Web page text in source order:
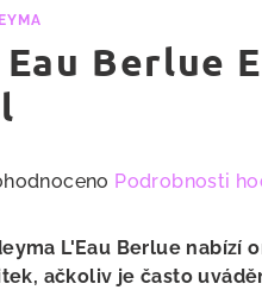
Eau Berlue
Podrobnosti
L'Eau Berlue nabízí
ačkoliv je často